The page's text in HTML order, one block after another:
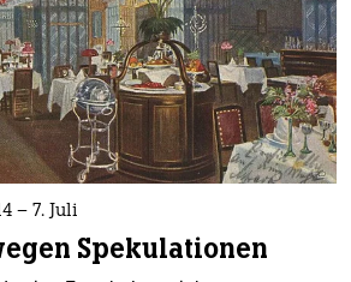
– 7. Juli
Spekulationen